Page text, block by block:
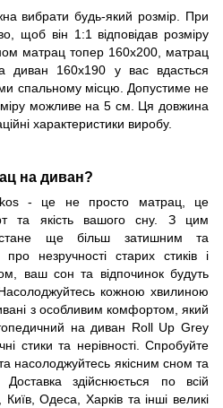
вибрати будь-який розмір. При
щоб він 1:1 відповідав розміру
матрац топер 160x200, матрац
диван 160х190 у вас вдасться
спальному місцю. Допустиме не
можливе на 5 см. Ця довжина
характеристики виробу.
на диван?
- це не просто матрац, це
та якість вашого сну. З цим
ще більш затишним та
незручності старих стиків і
ваш сон та відпочинок будуть
кожною хвилиною
з особливим комфортом, який
на диван Roll Up Grey
стики та нерівності. Спробуйте
насолоджуйтесь якісним сном та
здійснюється по всій
Київ, Одеса, Харків та інші великі